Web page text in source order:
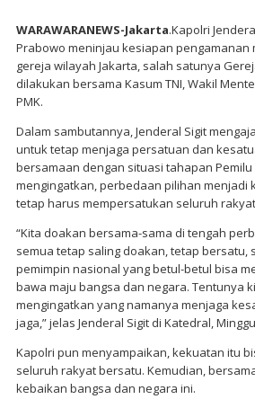
WARAWARANEWS-Jakarta.Kapolri
Prabowo meninjau kesiapan pengamanan
gereja wilayah Jakarta, salah satunya
dilakukan bersama Kasum TNI, Wakil
PMK.
Dalam sambutannya, Jenderal Sigit
untuk tetap menjaga persatuan dan
bersamaan dengan situasi tahapan Pemilu
mengingatkan, perbedaan pilihan menjadi
tetap harus mempersatukan seluruh
“Kita doakan bersama-sama di tengah
semua tetap saling doakan, tetap bersatu,
pemimpin nasional yang betul-betul bisa
bawa maju bangsa dan negara. Tentunya
mengingatkan yang namanya menjaga
jaga,” jelas Jenderal Sigit di Katedral,
Kapolri pun menyampaikan, kekuatan itu
seluruh rakyat bersatu. Kemudian,
kebaikan bangsa dan negara ini.